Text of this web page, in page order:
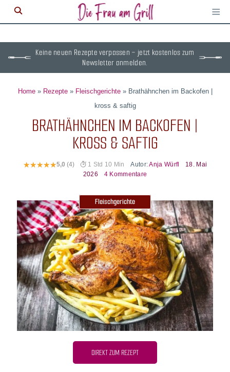
≡
Keine neuen Rezepte verpassen – jetzt kostenlos zum
Newsletter anmelden.
Home» Rezepte» Fleischgerichte» Brathähnchen im Backofen |
kross & saftig
BRATHÄHNCHEN IM BACKOFEN |
KROSS & SAFTIG
5,0 (4) 1 Std 10 Min Autor:Anja Würfl
18. Mai
2026
4 Kommentare
Fleischgerichte
DIREKT ZUM REZEPT